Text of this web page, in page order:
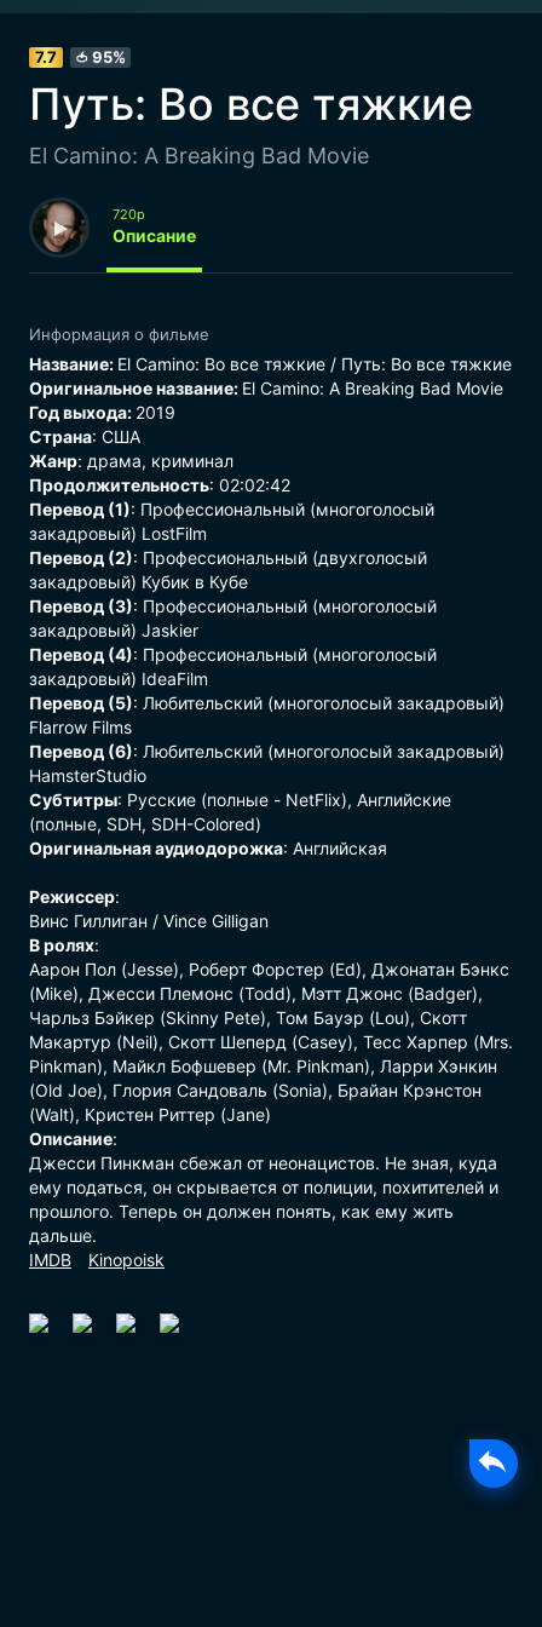
🍅 95%
7.7
Путь: Во все тяжкие
El Camino: A Breaking Bad Movie
720p
Описание
Информация о фильме
Название: El Camino: Во все тяжкие / Путь: Во все тяжкие
Оригинальное название: El Camino: A Breaking Bad Movie
Год выхода: 2019
Страна: США
Жанр: драма, криминал
Продолжительность: 02:02:42
Перевод (1): Профессиональный (многоголосый
закадровый) LostFilm
Перевод (2): Профессиональный (двухголосый
закадровый) Кубик в Кубе
Перевод (3): Профессиональный (многоголосый
закадровый) Jaskier
Перевод (4): Профессиональный (многоголосый
закадровый) IdeaFilm
Перевод (5): Любительский (многоголосый закадровый)
Flarrow Films
Перевод (6): Любительский (многоголосый закадровый)
HamsterStudio
Субтитры: Русские (полные - NetFlix), Английские
(полные, SDH, SDH-Colored)
Оригинальная аудиодорожка: Английская
Режиссер:
Винс Гиллиган / Vince Gilligan
В ролях:
Аарон Пол (Jesse), Роберт Форстер (Ed), Джонатан Бэнкс
(Mike), Джесси Племонс (Todd), Мэтт Джонс (Badger),
Чарльз Бэйкер (Skinny Pete), Том Бауэр (Lou), Скотт
Макартур (Neil), Скотт Шеперд (Casey), Тесс Харпер (Mrs.
Pinkman), Майкл Бофшевер (Mr. Pinkman), Ларри Хэнкин
(Old Joe), Глория Сандоваль (Sonia), Брайан Крэнстон
(Walt), Кристен Риттер (Jane)
Описание:
Джесси Пинкман сбежал от неонацистов. Не зная, куда
ему податься, он скрывается от полиции, похитителей и
прошлого. Теперь он должен понять, как ему жить
дальше.